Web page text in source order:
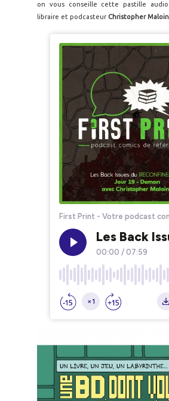
on vous conseille cette pastille
libraire et podcasteur Christopher